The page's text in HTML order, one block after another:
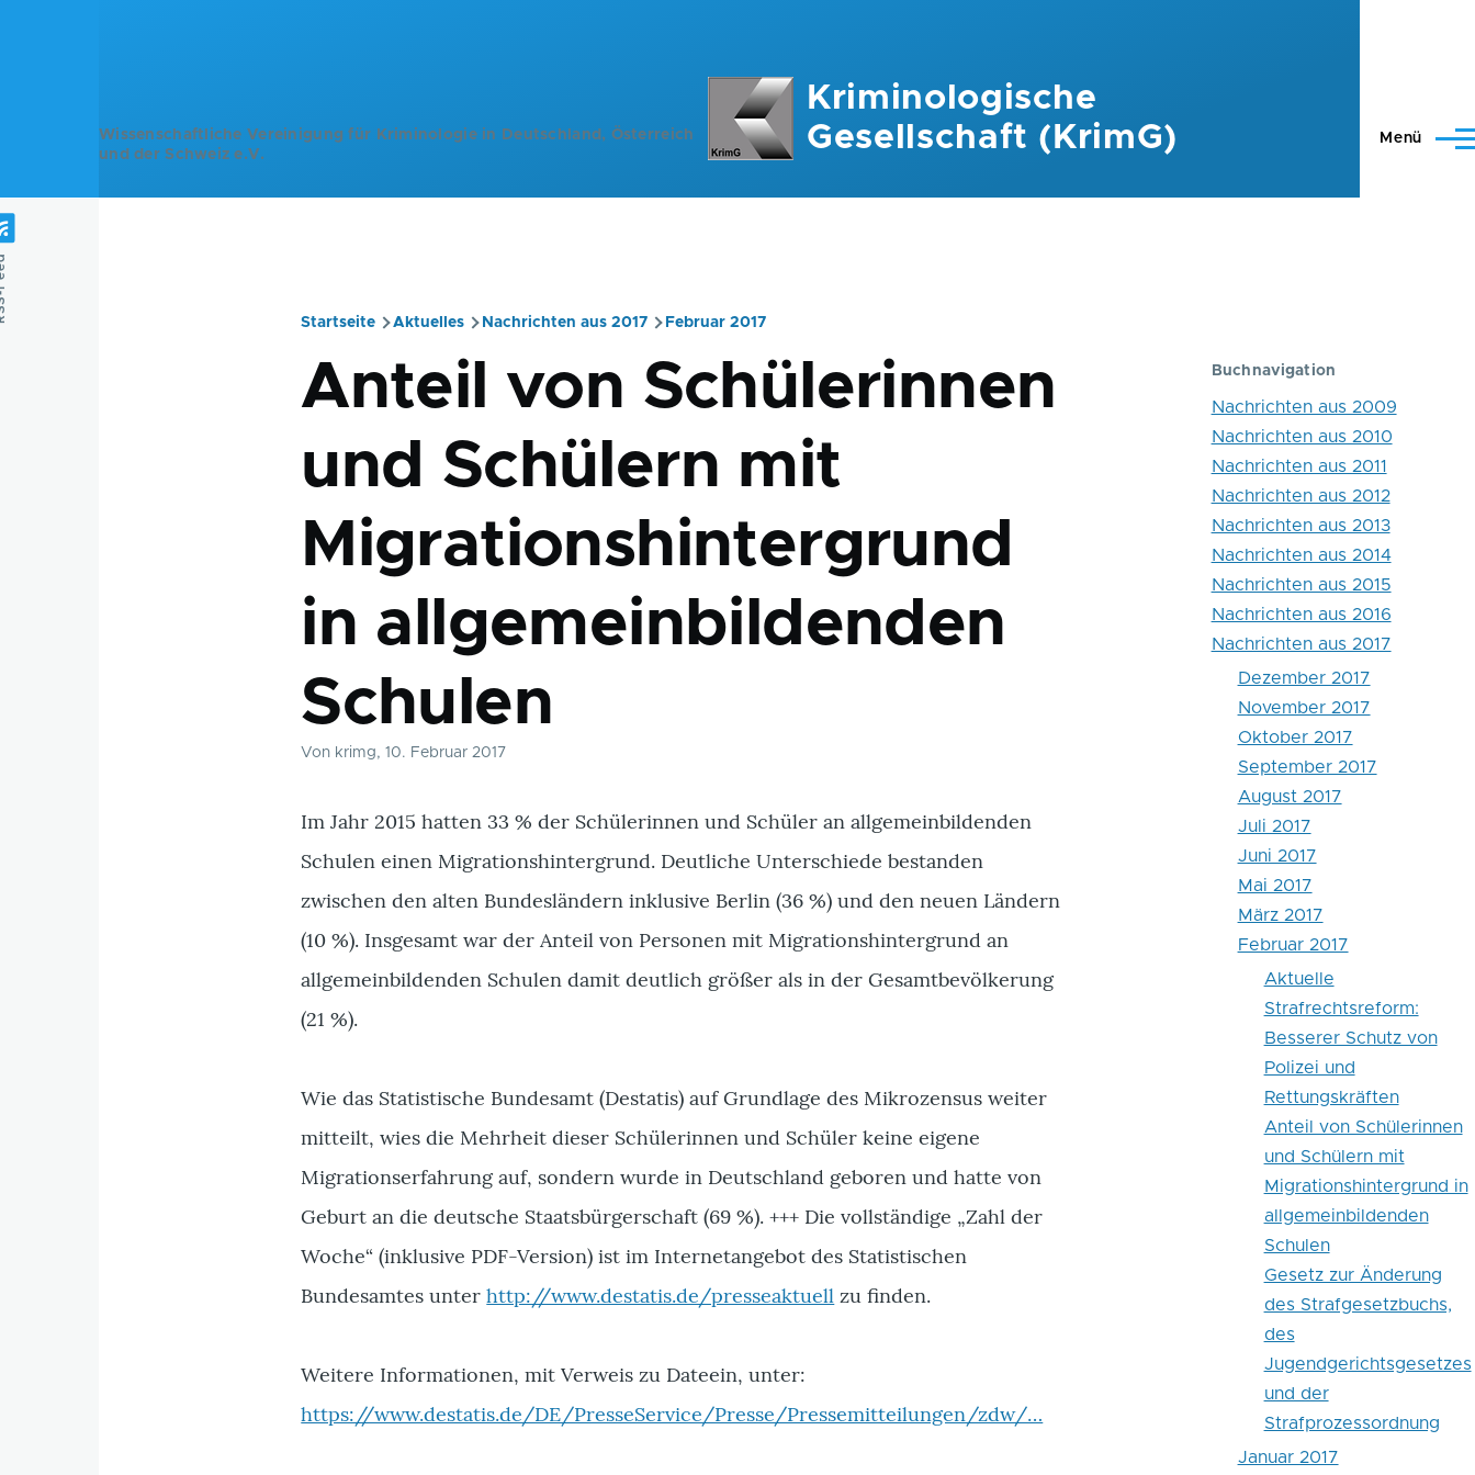
Wissenschaftliche Vereinigung für Kriminologie in Deutschland, Österreich
und der Schweiz e.V.
Kriminologische
Gesellschaft (KrimG)
Menü
Pfadnavigation
Startseite Aktuelles Nachrichten aus 2017 Februar 2017
Anteil von Schülerinnen
und Schülern mit
Migrationshintergrund
in allgemeinbildenden
Schulen
Von krimg, 10. Februar 2017
Im Jahr 2015 hatten 33 % der Schülerinnen und Schüler an allgemeinbildenden
Schulen einen Migrationshintergrund. Deutliche Unterschiede bestanden
zwischen den alten Bundesländern inklusive Berlin (36 %) und den neuen Ländern
(10 %). Insgesamt war der Anteil von Personen mit Migrationshintergrund an
allgemeinbildenden Schulen damit deutlich größer als in der Gesamtbevölkerung
(21 %).
Wie das Statistische Bundesamt (Destatis) auf Grundlage des Mikrozensus weiter
mitteilt, wies die Mehrheit dieser Schülerinnen und Schüler keine eigene
Migrationserfahrung auf, sondern wurde in Deutschland geboren und hatte von
Geburt an die deutsche Staatsbürgerschaft (69 %). +++ Die vollständige „Zahl der
Woche“ (inklusive PDF-Version) ist im Internetangebot des Statistischen
Bundesamtes unterhttp://www.destatis.de/presseaktuell zu finden.
Weitere Informationen, mit Verweis zu Dateein, unter:
https://www.destatis.de/DE/PresseService/Presse/Pressemitteilungen/zdw/…
Buchnavigation
Nachrichten aus 2009
Nachrichten aus 2010
Nachrichten aus 2011
Nachrichten aus 2012
Nachrichten aus 2013
Nachrichten aus 2014
Nachrichten aus 2015
Nachrichten aus 2016
Nachrichten aus 2017
Dezember 2017
November 2017
Oktober 2017
September 2017
August 2017
Juli 2017
Juni 2017
Mai 2017
März 2017
Februar 2017
Aktuelle
Strafrechtsreform:
Besserer Schutz von
Polizei und
Rettungskräften
Anteil von Schülerinnen
und Schülern mit
Migrationshintergrund in
allgemeinbildenden
Schulen
Gesetz zur Änderung
des Strafgesetzbuchs,
des
Jugendgerichtsgesetzes
und der
Strafprozessordnung
Januar 2017